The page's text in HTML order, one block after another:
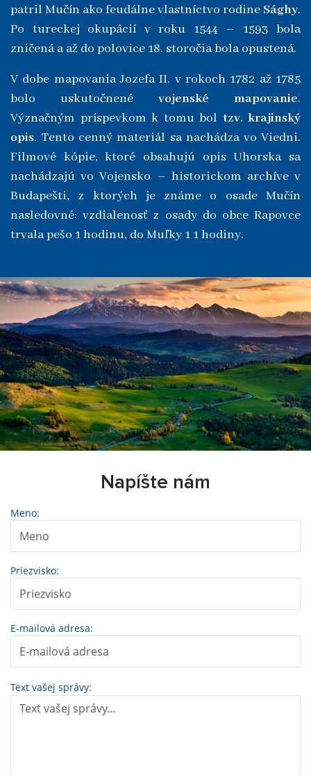
patril Mučín ako feudálne vlastníctvo rodine Sághy.
Po tureckej okupácií v roku 1544 – 1593 bola
zničená a až do polovice 18. storočia bola opustená.
V dobe mapovania Jozefa II. v rokoch 1782 až 1785
bolo uskutočnené vojenské mapovanie.
Význačným príspevkom k tomu bol tzv. krajinský
opis. Tento cenný materiál sa nachádza vo Viedni.
Filmové kópie, ktoré obsahujú opis Uhorska sa
nachádzajú vo Vojensko – historickom archíve v
Budapešti, z ktorých je známe o osade Mučín
nasledovné: vzdialenosť z osady do obce Rapovce
trvala pešo 1 hodinu, do Muľky 1 1 hodiny.
Napíšte nám
Meno:
Priezvisko:
E-mailová adresa:
Text vašej správy: